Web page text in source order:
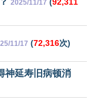
2025/11/17
11/17 (72,316次)
神延寿旧病顿消